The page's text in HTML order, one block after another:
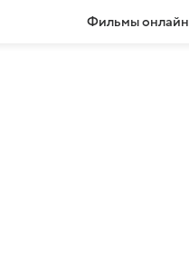
Фильмы онлайн